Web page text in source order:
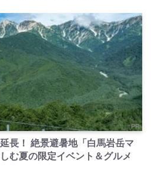
PR
長！ 絶景避暑地「白馬岩岳マ
む夏の限定イベント＆グルメ